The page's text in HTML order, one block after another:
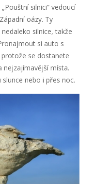
silnici“ vedoucí
oázy. Ty
silnice, takže
si auto s
se dostanete
nejzajímavější místa.
nebo i přes noc.